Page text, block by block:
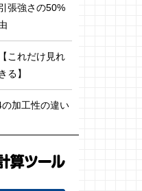
張強さの50%
これだけ見れ
る】
加工性の違い